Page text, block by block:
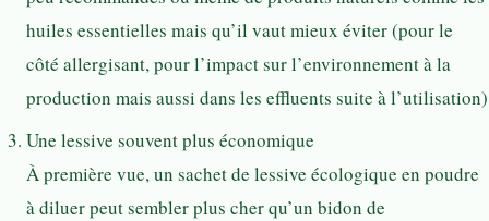
huiles essentielles mais qu’il vaut mieux éviter (pour le
côté allergisant, pour l’impact sur l’environnement à la
production mais aussi dans les effluents suite à l’utilisation)
Une lessive souvent plus économique
À première vue, un sachet de lessive écologique en poudre
à diluer peut sembler plus cher qu’un bidon de